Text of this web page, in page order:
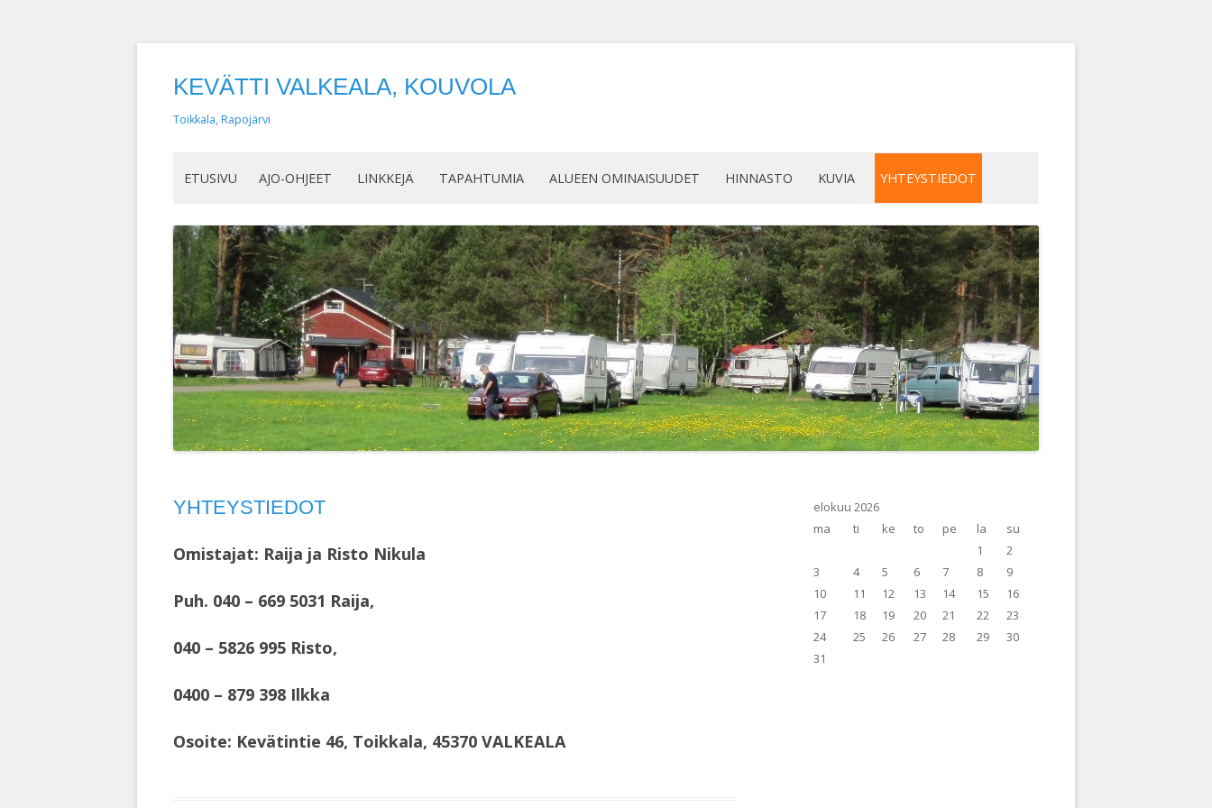
KEVÄTTI VALKEALA, KOUVOLA
Toikkala, Rapojärvi
sisältöön
ETUSIVU AJO-OHJEET LINKKEJÄ TAPAHTUMIA ALUEEN OMINAISUUDET HINNASTO KUVIA YHTEYSTIEDOT
YHTEYSTIEDOT
Omistajat: Raija ja Risto Nikula
Puh. 040 – 669 5031 Raija,
040 – 5826 995 Risto,
0400 – 879 398 Ilkka
Osoite: Kevätintie 46, Toikkala, 45370 VALKEALA
elokuu 2026
ma
ti ke to pe la
su
1
2
3
4 5 6 7 8
9
10
11 12 13 14 15
16
17
18 19 20 21 22
23
24
25 26 27 28 29
30
31